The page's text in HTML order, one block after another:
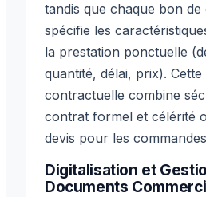
tandis que chaque bon de
spécifie les
la prestation ponctuelle
quantité, délai, prix).
contractuelle combine
contrat formel et célérité
devis pour les
Digitalisation et
Documents